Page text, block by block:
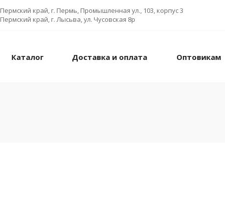
Пермский край, г. Пермь, Промышленная ул., 103, корпус 3
Пермский край, г. Лысьва, ул. Чусовская 8р
Каталог Доставка и оплата Оптовикам